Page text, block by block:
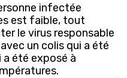
infectée
est faible, tout
le virus responsable
un colis qui a été
été exposé à